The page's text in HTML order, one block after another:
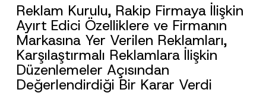
Reklam Kurulu, Rakip Firmaya İlişkin
Ayırt Edici Özelliklere ve Firmanın
Markasına Yer Verilen Reklamları,
Karşılaştırmalı Reklamlara İlişkin
Düzenlemeler Açısından
Değerlendirdiği Bir Karar Verdi